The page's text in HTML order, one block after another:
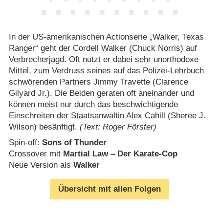
In der US-amerikanischen Actionserie „Walker, Texas
Ranger“ geht der Cordell Walker (Chuck Norris) auf
Verbrecherjagd. Oft nutzt er dabei sehr unorthodoxe
Mittel, zum Verdruss seines auf das Polizei-Lehrbuch
schwörenden Partners Jimmy Travette (Clarence
Gilyard Jr.). Die Beiden geraten oft aneinander und
können meist nur durch das beschwichtigende
Einschreiten der Staatsanwältin Alex Cahill (Sheree J.
Wilson) besänftigt. (Text: Roger Förster)
Spin-off: Sons of Thunder
Crossover mit Martial Law – Der Karate-Cop
Neue Version als Walker
Übersicht mit allen Folgen